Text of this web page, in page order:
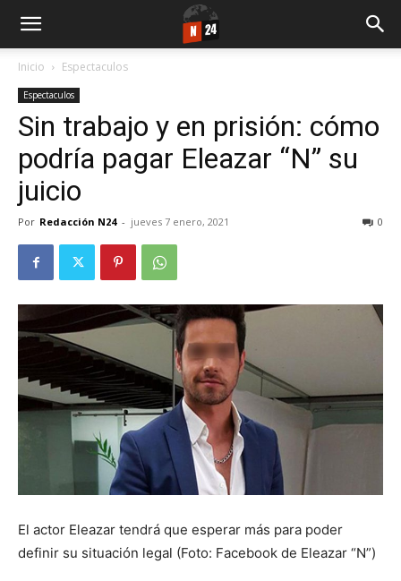
Inicio Espectaculos
Espectaculos
Sin trabajo y en prisión: cómo
podría pagar Eleazar “N” su
juicio
Por Redacción N24 - jueves 7 enero, 2021 0
El actor Eleazar tendrá que esperar más para poder
definir su situación legal (Foto: Facebook de Eleazar “N”)